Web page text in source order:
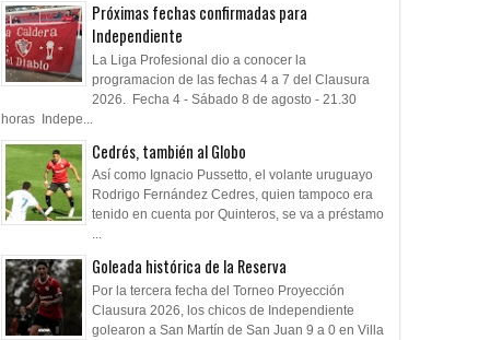
Próximas fechas confirmadas para
Independiente
La Liga Profesional dio a conocer la
programacion de las fechas 4 a 7 del Clausura
2026. Fecha 4 - Sábado 8 de agosto - 21.30
horas Indepe...
Cedrés, también al Globo
Así como Ignacio Pussetto, el volante uruguayo
Rodrigo Fernández Cedres, quien tampoco era
tenido en cuenta por Quinteros, se va a préstamo
...
Goleada histórica de la Reserva
Por la tercera fecha del Torneo Proyección
Clausura 2026, los chicos de Independiente
golearon a San Martín de San Juan 9 a 0 en Villa